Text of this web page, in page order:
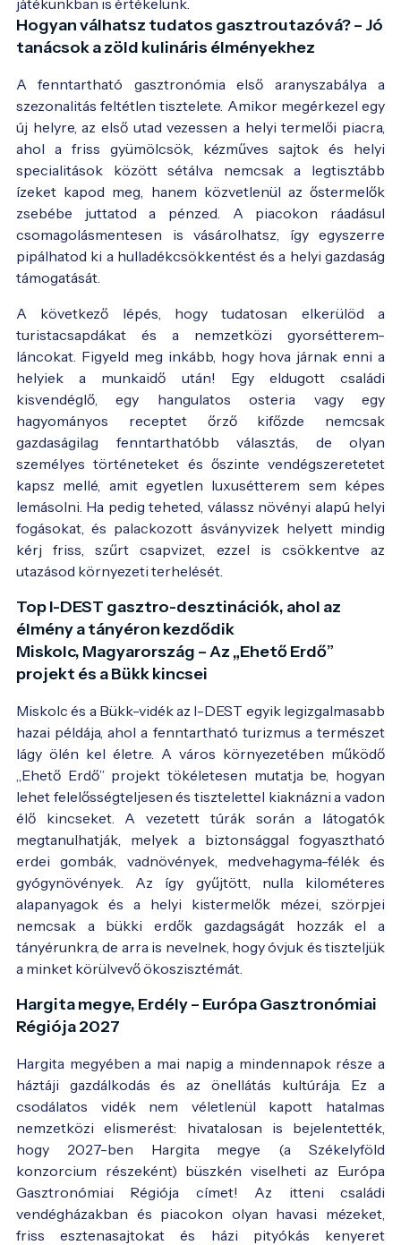
Hogyan válhatsz tudatos gasztroutazóvá? – Jó
tanácsok a zöld kulináris élményekhez
A fenntartható gasztronómia első aranyszabálya a
szezonalitás feltétlen tisztelete. Amikor megérkezel egy
új helyre, az első utad vezessen a helyi termelői piacra,
ahol a friss gyümölcsök, kézműves sajtok és helyi
specialitások között sétálva nemcsak a legtisztább
ízeket kapod meg, hanem közvetlenül az őstermelők
zsebébe juttatod a pénzed. A piacokon ráadásul
csomagolásmentesen is vásárolhatsz, így egyszerre
pipálhatod ki a hulladékcsökkentést és a helyi gazdaság
támogatását.
A következő lépés, hogy tudatosan elkerülöd a
turistacsapdákat és a nemzetközi gyorsétterem-
láncokat. Figyeld meg inkább, hogy hova járnak enni a
helyiek a munkaidő után! Egy eldugott családi
kisvendéglő, egy hangulatos osteria vagy egy
hagyományos receptet őrző kifőzde nemcsak
gazdaságilag fenntarthatóbb választás, de olyan
személyes történeteket és őszinte vendégszeretetet
kapsz mellé, amit egyetlen luxusétterem sem képes
lemásolni. Ha pedig teheted, válassz növényi alapú helyi
fogásokat, és palackozott ásványvizek helyett mindig
kérj friss, szűrt csapvizet, ezzel is csökkentve az
utazásod környezeti terhelését.
Top I-DEST gasztro-desztinációk, ahol az
élmény a tányéron kezdődik
Miskolc, Magyarország – Az „Ehető Erdő”
projekt és a Bükk kincsei
Miskolc és a Bükk-vidék az I-DEST egyik legizgalmasabb
hazai példája, ahol a fenntartható turizmus a természet
lágy ölén kel életre. A város környezetében működő
„Ehető Erdő” projekt tökéletesen mutatja be, hogyan
lehet felelősségteljesen és tisztelettel kiaknázni a vadon
élő kincseket. A vezetett túrák során a látogatók
megtanulhatják, melyek a biztonsággal fogyasztható
erdei gombák, vadnövények, medvehagyma-félék és
gyógynövények. Az így gyűjtött, nulla kilométeres
alapanyagok és a helyi kistermelők mézei, szörpjei
nemcsak a bükki erdők gazdagságát hozzák el a
tányérunkra, de arra is nevelnek, hogy óvjuk és tiszteljük
a minket körülvevő ökoszisztémát.
Hargita megye, Erdély – Európa Gasztronómiai
Régiója 2027
Hargita megyében a mai napig a mindennapok része a
háztáji gazdálkodás és az önellátás kultúrája. Ez a
csodálatos vidék nem véletlenül kapott hatalmas
nemzetközi elismerést: hivatalosan is bejelentették,
hogy 2027-ben Hargita megye (a Székelyföld
konzorcium részeként) büszkén viselheti az Európa
Gasztronómiai Régiója címet! Az itteni családi
vendégházakban és piacokon olyan havasi mézeket,
friss esztenasajtokat és házi pityókás kenyeret